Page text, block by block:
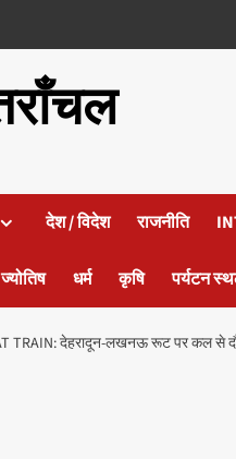
देश / विदेश राजनीति
ज्योतिष धर्म कृषि पर्यटन
TRAIN: देहरादून-लखनऊ रूट पर कल से